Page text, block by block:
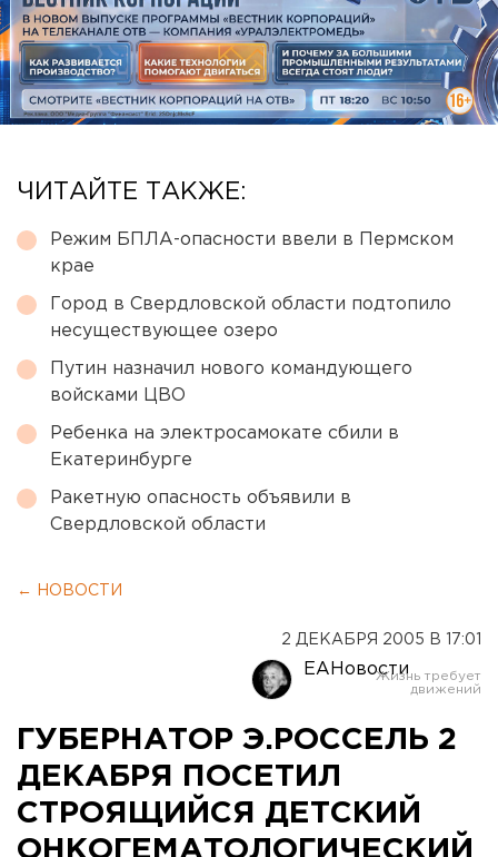
ЧИТАЙТЕ ТАКЖЕ:
Режим БПЛА-опасности ввели в Пермском
крае
Город в Свердловской области подтопило
несуществующее озеро
Путин назначил нового командующего
войсками ЦВО
Ребенка на электросамокате сбили в
Екатеринбурге
Ракетную опасность объявили в
Свердловской области
← НОВОСТИ
2 ДЕКАБРЯ 2005 В 17:01
ЕАНовости
ГУБЕРНАТОР Э.РОССЕЛЬ 2
ДЕКАБРЯ ПОСЕТИЛ
СТРОЯЩИЙСЯ ДЕТСКИЙ
ОНКОГЕМАТОЛОГИЧЕСКИЙ